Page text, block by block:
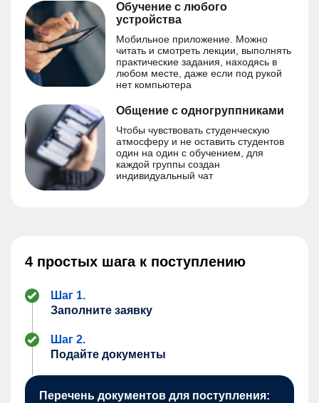
Обучение с любого
устройства
Мобильное приложение. Можно
читать и смотреть лекции, выполнять
практические задания, находясь в
любом месте, даже если под рукой
нет компьютера
Общение с одногруппниками
Чтобы чувствовать студенческую
атмосферу и не оставить студентов
один на один с обучением, для
каждой группы создан
индивидуальный чат
4 простых шага к поступлению
Шаг 1.
Заполните заявку
Шаг 2.
Подайте документы
Перечень документов для поступления: